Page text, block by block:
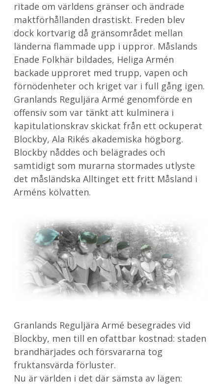
ritade om världens gränser och ändrade
maktförhållanden drastiskt. Freden blev
dock kortvarig då gränsområdet mellan
länderna flammade upp i uppror. Måslands
Enade Folkhär bildades, Heliga Armén
backade upproret med trupp, vapen och
förnödenheter och kriget var i full gång igen.
Granlands Reguljära Armé genomförde en
offensiv som var tänkt att kulminera i
kapitulationskrav skickat från ett ockuperat
Blockby, Ala Rikés akademiska högborg.
Blockby nåddes och belägrades och
samtidigt som murarna stormades utlyste
det måsländska Alltinget ett fritt Måsland i
Arméns kölvatten.
Granlands Reguljära Armé besegrades vid
Blockby, men till en ofattbar kostnad: staden
brandhärjades och försvararna tog
fruktansvärda förluster.
Nu är världen i det där sämsta av lägen: